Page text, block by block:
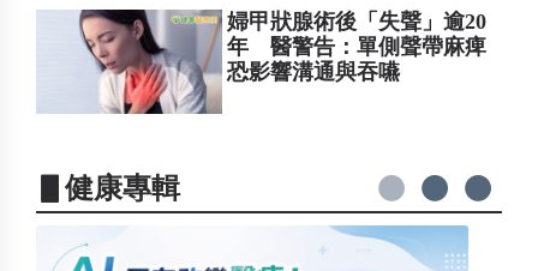
婦甲狀腺術後「失聲」逾20
年 醫警告：單側聲帶麻痺
恐影響溝通與吞嚥
▋健康專輯